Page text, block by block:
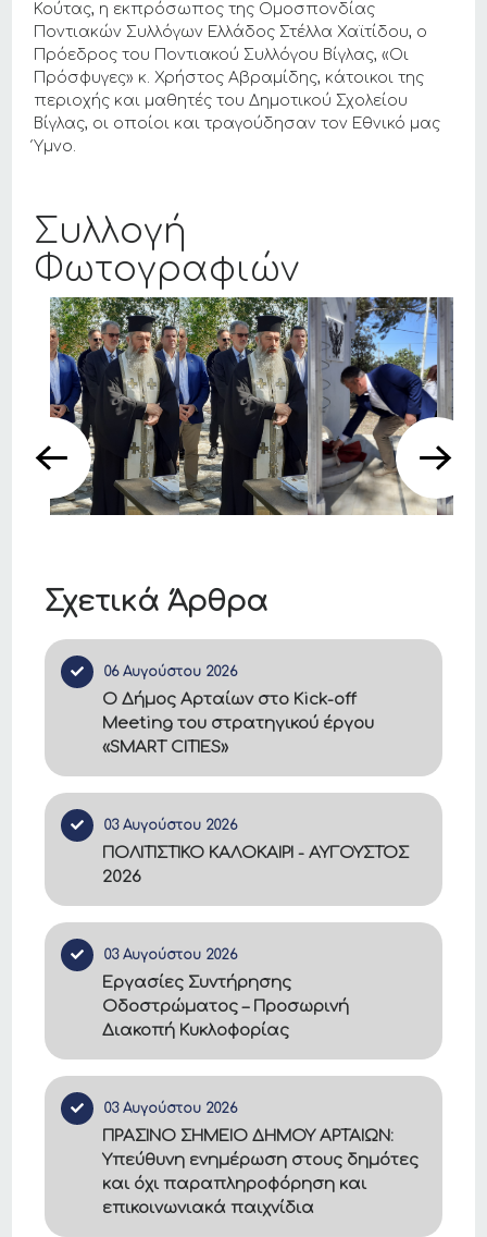
Σχετικά Άρθρα
06 Αυγούστου 2026
Ο Δήμος Αρταίων στο Kick-off
Meeting του στρατηγικού έργου
«SMART CITIES»
03 Αυγούστου 2026
ΠΟΛΙΤΙΣΤΙΚΟ ΚΑΛΟΚΑΙΡΙ - ΑΥΓΟΥΣΤΟΣ
2026
03 Αυγούστου 2026
Εργασίες Συντήρησης
Οδοστρώματος – Προσωρινή
Διακοπή Κυκλοφορίας
03 Αυγούστου 2026
ΠΡΑΣΙΝΟ ΣΗΜΕΙΟ ΔΗΜΟΥ ΑΡΤΑΙΩΝ:
Υπεύθυνη ενημέρωση στους δημότες
και όχι παραπληροφόρηση και
επικοινωνιακά παιχνίδια
Κούτας, η εκπρόσωπος της Ομοσπονδίας
Ποντιακών Συλλόγων Ελλάδος Στέλλα Χαϊτίδου, ο
Πρόεδρος του Ποντιακού Συλλόγου Βίγλας, «Οι
Πρόσφυγες» κ. Χρήστος Αβραμίδης, κάτοικοι της
περιοχής και μαθητές του Δημοτικού Σχολείου
Βίγλας, οι οποίοι και τραγούδησαν τον Εθνικό μας
Ύμνο.
Συλλογή
Φωτογραφιών